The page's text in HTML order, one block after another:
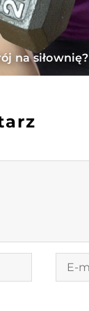
na siłownię?